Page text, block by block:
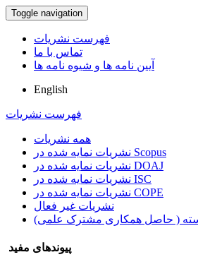
Toggle navigation
فهرست نشریات
تماس با ما
آیین نامه ها و شیوه نامه ها
English
فهرست نشریات
همه نشریات
نشریات نمایه شده در Scopus
نشریات نمایه شده در DOAJ
نشریات نمایه شده در ISC
نشریات نمایه شده در COPE
نشریات غیر فعال
( حاصل همکاری مشترک علمی)
پیوندهای مفید